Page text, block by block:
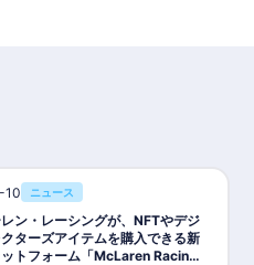
10 ニュース
ン・レーシングが、NFTやデジ
ターズアイテムを購入できる新
トフォーム「McLaren Racing